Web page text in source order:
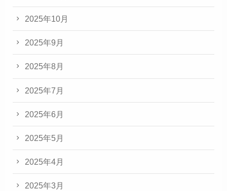
2025年10月
2025年9月
2025年8月
2025年7月
2025年6月
2025年5月
2025年4月
2025年3月